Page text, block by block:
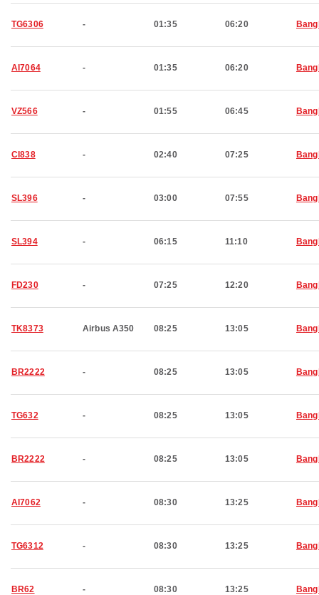
TG6306 - 01:35 06:20
AI7064 - 01:35 06:20
VZ566 - 01:55 06:45
CI838 - 02:40 07:25
SL396 - 03:00 07:55
SL394 - 06:15 11:10
FD230 - 07:25 12:20
TK8373 Airbus A350 08:25 13:05
BR2222 - 08:25 13:05
TG632 - 08:25 13:05
BR2222 - 08:25 13:05
AI7062 - 08:30 13:25
TG6312 - 08:30 13:25
BR62 - 08:30 13:25